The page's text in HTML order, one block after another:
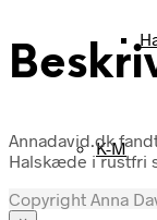
K-M
Annadavid.dk
Halskæde i rustfri
Copyright Anna